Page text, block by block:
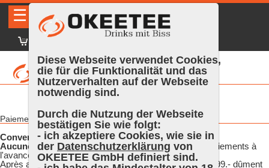
☰ DE EN | Identifiez-vous
Paiement à l'avance - convention
Convention des paiements à l'avance
Aucune exceptionn'est faite pour la convention des paiements à
l'avance!
Après avoir atteint un chiffre d'affaire d'au moins CHF 999.- dûment
Diese Webseite verwendet Cookies,
die für die Funktionalität und das
Nutzerverhalten auf der Webseite
notwendig sind.
Durch die Nutzung der Webseite
bestätigen Sie wie folgt:
- ich akzeptiere Cookies, wie sie in
der Datenschutzerklärung von
OKEETEE GmbH definiert sind.